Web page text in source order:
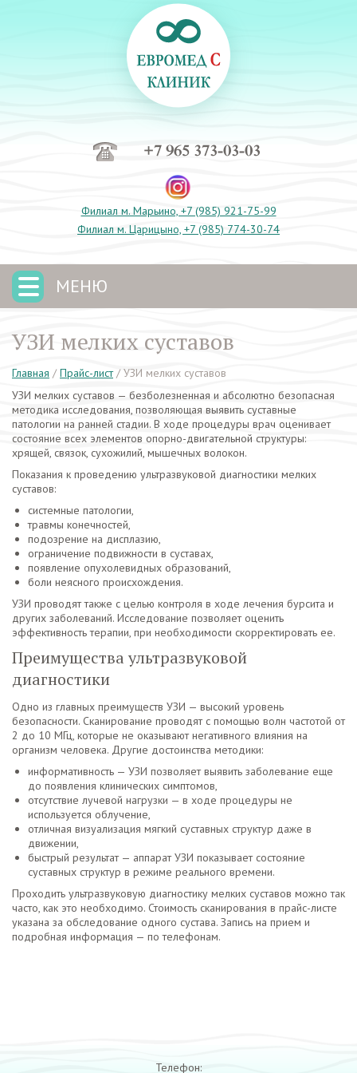
+7 965 373-03-03
Филиал м. Марьино, +7 (985) 921-75-99
Филиал м. Царицыно, +7 (985) 774-30-74
МЕНЮ
УЗИ мелких суставов
Главная / Прайс-лист/УЗИ мелких суставов
УЗИ мелких суставов — безболезненная и абсолютно безопасная
методика исследования, позволяющая выявить суставные
патологии на ранней стадии. В ходе процедуры врач оценивает
состояние всех элементов опорно-двигательной структуры:
хрящей, связок, сухожилий, мышечных волокон.
Показания к проведению ультразвуковой диагностики мелких
суставов:
системные патологии,
травмы конечностей,
подозрение на дисплазию,
ограничение подвижности в суставах,
появление опухолевидных образований,
боли неясного происхождения.
УЗИ проводят также с целью контроля в ходе лечения бурсита и
других заболеваний. Исследование позволяет оценить
эффективность терапии, при необходимости скорректировать ее.
Преимущества ультразвуковой
диагностики
Одно из главных преимуществ УЗИ — высокий уровень
безопасности. Сканирование проводят с помощью волн частотой от
2 до 10 МГц, которые не оказывают негативного влияния на
организм человека. Другие достоинства методики:
информативность — УЗИ позволяет выявить заболевание еще
до появления клинических симптомов,
отсутствие лучевой нагрузки — в ходе процедуры не
используется облучение,
отличная визуализация мягкий суставных структур даже в
движении,
быстрый результат — аппарат УЗИ показывает состояние
суставных структур в режиме реального времени.
Проходить ультразвуковую диагностику мелких суставов можно так
часто, как это необходимо. Стоимость сканирования в прайс-листе
указана за обследование одного сустава. Запись на прием и
подробная информация — по телефонам.
Телефон: